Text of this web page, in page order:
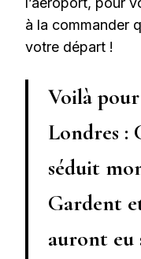
à la commander
votre départ !
Voilà
Londres :
séduit
Gardent
auront eu